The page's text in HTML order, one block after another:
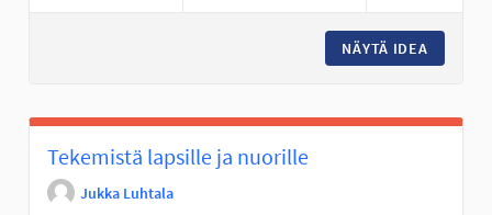
NÄYTÄ IDEA
Tekemistä lapsille ja nuorille
Jukka Luhtala